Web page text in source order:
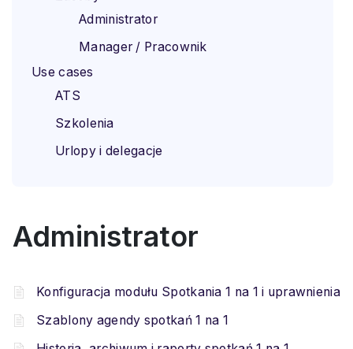
Administrator
Manager / Pracownik
Use cases
ATS
Szkolenia
Urlopy i delegacje
Administrator
Konfiguracja modułu Spotkania 1 na 1 i uprawnienia
Szablony agendy spotkań 1 na 1